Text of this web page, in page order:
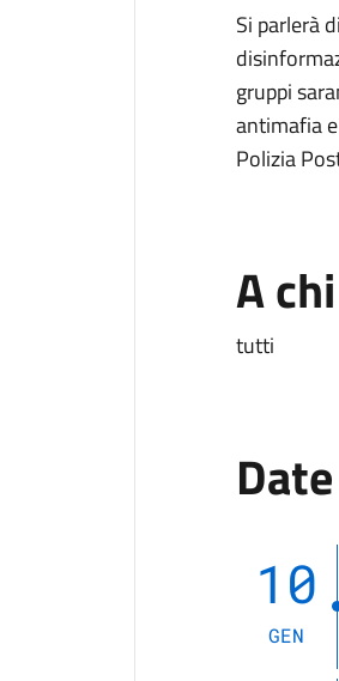
Si parlerà
gruppi
antimafia
Polizia
A
tutti
10
GEN